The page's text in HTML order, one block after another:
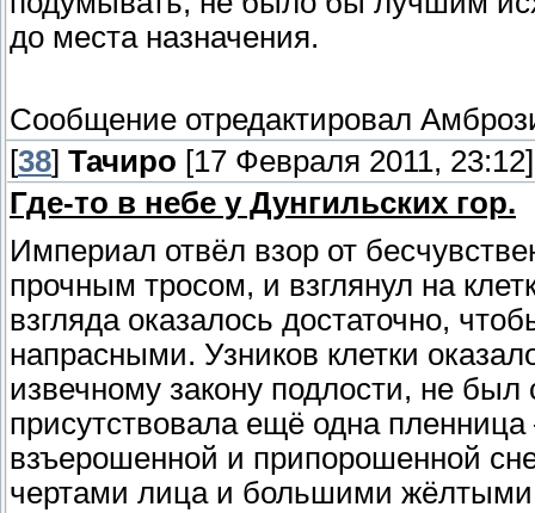
до места назначения.
Сообщение отредактировал
[38] Тачиро [17 Февраля 2011, 23:12]
Где-то в небе у Дунгильских гор.
Империал отвёл взор от
прочным тросом, и взглянул на
взгляда оказалось достаточно,
напрасными. Узников клетки
извечному закону подлости, не
присутствовала ещё одна
взъерошенной и припорошенной
чертами лица и большими